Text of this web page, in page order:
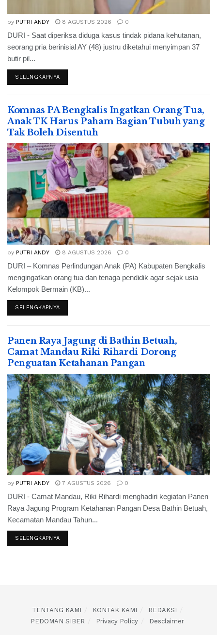
by PUTRI ANDY 8 AGUSTUS 2026 0
DURI - Saat diperiksa diduga kasus tindak pidana kehutanan,
seorang pria berinisial AY (48) justru diketahui menyimpan 37
butir pil...
SELENGKAPNYA
Komnas PA Bengkalis Ingatkan Orang Tua,
Anak TK Harus Paham Bagian Tubuh yang
Tak Boleh Disentuh
by PUTRI ANDY 8 AGUSTUS 2026 0
DURI – Komnas Perlindungan Anak (PA) Kabupaten Bengkalis
mengingatkan orang tua dan tenaga pendidik agar sejak usia
Kelompok Bermain (KB)...
SELENGKAPNYA
Panen Raya Jagung di Bathin Betuah,
Camat Mandau Riki Rihardi Dorong
Penguatan Ketahanan Pangan
by PUTRI ANDY 7 AGUSTUS 2026 0
DURI - Camat Mandau, Riki Rihardi menghadiri kegiatan Panen
Raya Jagung Program Ketahanan Pangan Desa Bathin Betuah,
Kecamatan Mandau Tahun...
SELENGKAPNYA
TENTANG KAMI KONTAK KAMI
REDAKSI
PEDOMAN SIBER
Privacy Policy Desclaimer